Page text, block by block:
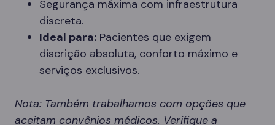
Segurança máxima com infraestrutura
discreta.
Ideal para: Pacientes que exigem
discrição absoluta, conforto máximo e
serviços exclusivos.
Nota: Também trabalhamos com opções que
aceitam convênios médicos. Verifique a